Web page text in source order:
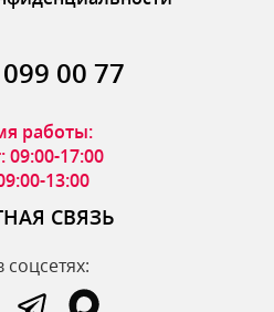
00 77
работы:
09:00-17:00
13:00
СВЯЗЬ